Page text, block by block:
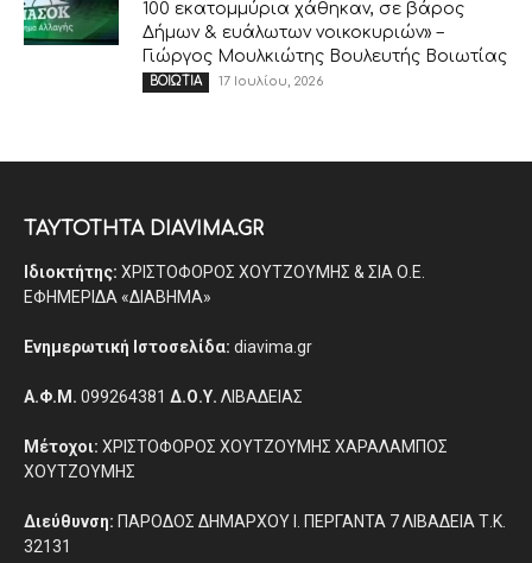
100 εκατομμύρια χάθηκαν, σε βάρος
Δήμων & ευάλωτων νοικοκυριών» –
Γιώργος Μουλκιώτης Βουλευτής Βοιωτίας
ΒΟΙΩΤΙΑ 17 Ιουλίου, 2026
ΤΑΥΤΟΤΗΤΑ DIAVIMA.GR
Ιδιοκτήτης: ΧΡΙΣΤΟΦΟΡΟΣ ΧΟΥΤΖΟΥΜΗΣ & ΣΙΑ Ο.Ε.
ΕΦΗΜΕΡΙΔΑ «ΔΙΑΒΗΜΑ»
Ενημερωτική Ιστοσελίδα: diavima.gr
Α.Φ.Μ. 099264381 Δ.Ο.Υ. ΛΙΒΑΔΕΙΑΣ
Μέτοχοι: ΧΡΙΣΤΟΦΟΡΟΣ ΧΟΥΤΖΟΥΜΗΣ ΧΑΡΑΛΑΜΠΟΣ
ΧΟΥΤΖΟΥΜΗΣ
Διεύθυνση: ΠΑΡΟΔΟΣ ΔΗΜΑΡΧΟΥ Ι. ΠΕΡΓΑΝΤΑ 7 ΛΙΒΑΔΕΙΑ Τ.Κ.
32131